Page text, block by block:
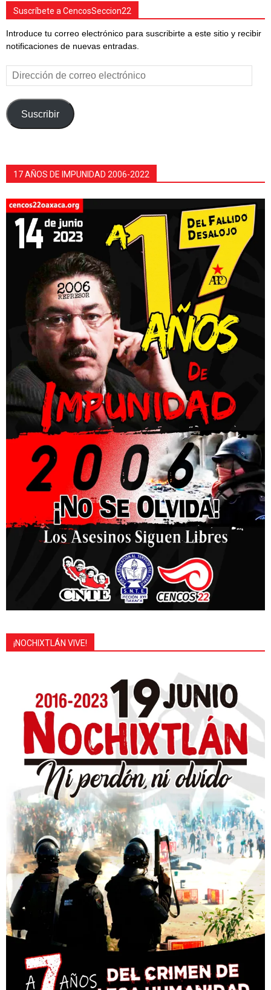
Suscríbete a CencosSeccion22
Introduce tu correo electrónico para suscribirte a este sitio y recibir
notificaciones de nuevas entradas.
Dirección
de
correo
electrónico
Suscribir
17 AÑOS DE IMPUNIDAD 2006-2022
¡NOCHIXTLÁN VIVE!